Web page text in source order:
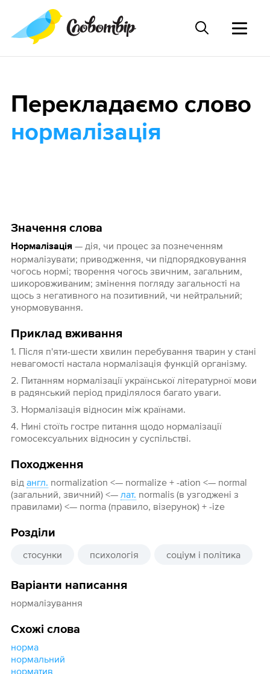
Значення слова
Нормалізація— дія, чи процес за познеченням
нормалізувати; приводження, чи підпорядковування
чогось нормі; творення чогось звичним, загальним,
шикоровживаним; змінення погляду загальності на
щось з негативного на позитивний, чи нейтральний;
унормовування.
Приклад вживання
1. Після п'яти-шести хвилин перебування тварин у стані
невагомості настала нормалізація функцій організму.
2. Питанням нормалізації української літературної мови
в радянський період приділялося багато уваги.
3. Нормалізація відносин між країнами.
4. Нині стоїть гостре питання щодо нормалізації
гомосексуальних відносин у суспільстві.
Походження
від англ. normalization <— normalize + -ation <— normal
(загальний, звичний) <— лат. normalis (в узгоджені з
правилами) <— norma (правило, візерунок) + -ize
Розділи
стосунки психологія соціум і політика
Варіанти написання
нормалізування
Схожі слова
норма
нормальний
норматив
Перекладаємо слово
нормалізація